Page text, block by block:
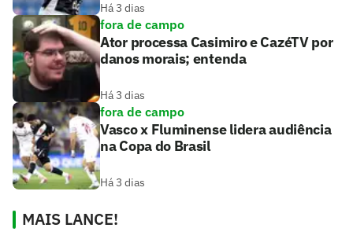
Há 3 dias
fora de campo
Ator processa Casimiro e CazéTV por
danos morais; entenda
Há 3 dias
fora de campo
Vasco x Fluminense lidera audiência
na Copa do Brasil
Há 3 dias
MAIS LANCE!